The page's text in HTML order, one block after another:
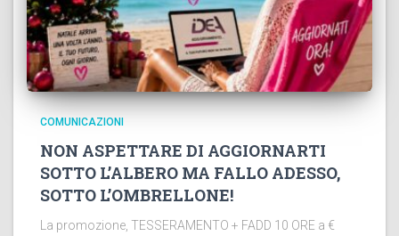
COMUNICAZIONI
NON ASPETTARE DI AGGIORNARTI
SOTTO L’ALBERO MA FALLO ADESSO,
SOTTO L’OMBRELLONE!
La promozione, TESSERAMENTO + FADD 10 ORE a €